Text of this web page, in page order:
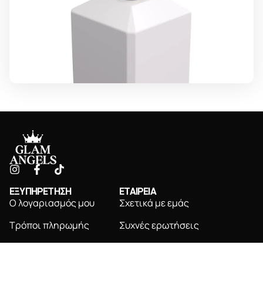
ΕΞΥΠΗΡΕΤΗΣΗ
Ο λογαριασμός μου
Τρόποι πληρωμής
ΕΤΑΙΡΕΙΑ
Σχετικά με εμάς
Συχνές ερωτήσεις